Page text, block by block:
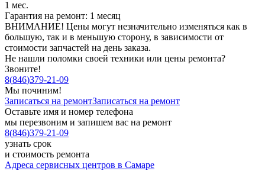
1 мес.
Гарантия на ремонт: 1 месяц
ВНИМАНИЕ! Цены могут незначительно изменяться как в
большую, так и в меньшую сторону, в зависимости от
стоимости запчастей на день заказа.
Не нашли поломки своей техники или цены ремонта?
Звоните!
8(846)379-21-09
Мы починим!
Записаться на ремонтЗаписаться на ремонт
Оставьте имя и номер телефона
мы перезвоним и запишем вас на ремонт
8(846)379-21-09
узнать срок
и стоимость ремонта
Адреса сервисных центров в Самаре